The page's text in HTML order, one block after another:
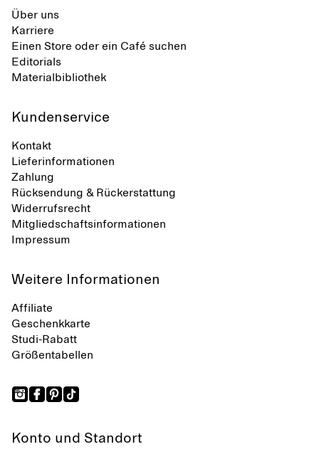
Über uns
Karriere
Einen Store oder ein Café suchen
Editorials
Materialbibliothek
Kundenservice
Kontakt
Lieferinformationen
Zahlung
Rücksendung & Rückerstattung
Widerrufsrecht
Mitgliedschaftsinformationen
Impressum
Weitere Informationen
Affiliate
Geschenkkarte
Studi-Rabatt
Größentabellen
Konto und Standort